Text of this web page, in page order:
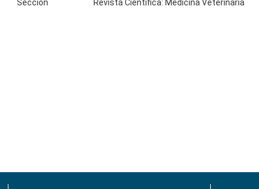
Sección Revista Científica: Medicina Veterinaria